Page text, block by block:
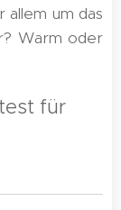
allem um das
Warm oder
für